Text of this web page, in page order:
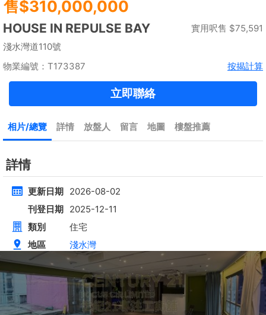
元朗 錦上路
建築 1400呎 @$7,500
實用 1400呎@$7,500